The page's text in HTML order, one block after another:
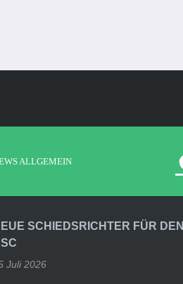
ALLGEMEIN
SCHIEDSRICHTER FÜR DEN
Juli 2026